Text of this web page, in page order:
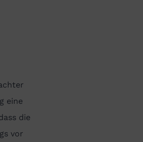
eine
die
vor